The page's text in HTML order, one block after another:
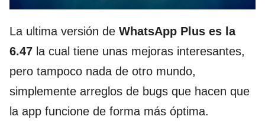
La ultima versión de WhatsApp Plus es la
6.47 la cual tiene unas mejoras interesantes,
pero tampoco nada de otro mundo,
simplemente arreglos de bugs que hacen que
la app funcione de forma más óptima.